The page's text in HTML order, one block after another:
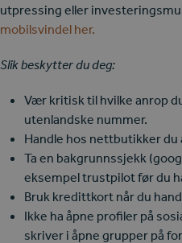
utpressing eller
mobilsvindel her.
Slik beskytter du deg:
Vær kritisk til hvilke anrop
utenlandske nummer.
Handle hos nettbutikker du
Ta en bakgrunnssjekk
eksempel trustpilot før du
Bruk kredittkort når du
Ikke ha åpne profiler på
skriver i åpne grupper på